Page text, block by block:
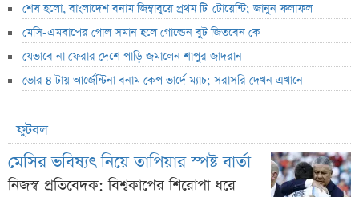
শেষ হলো, বাংলাদেশ বনাম জিম্বাবুয়ে প্রথম টি-টোয়েন্টি; জানুন ফলাফল
মেসি-এমবাপের গোল সমান হলে গোল্ডেন বুট জিতবেন কে
যেভাবে না ফেরার দেশে পাড়ি জমালেন শাপুর জাদরান
ভোর ৪ টায় আর্জেন্টিনা বনাম কেপ ভার্দে ম্যাচ; সরাসরি দেখন এখানে
ফুটবল
মেসির ভবিষ্যৎ নিয়ে তাপিয়ার স্পষ্ট বার্তা
নিজস্ব প্রতিবেদক: বিশ্বকাপের শিরোপা ধরে